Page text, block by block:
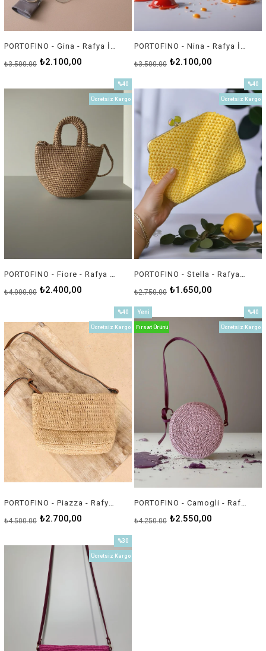
₺2.100,00
₺3.500,00 ₺2.100,00
₺3.500,00
PORTOFINO - Fiore - Rafya İp Çanta
₺2.400,00
₺4.000,00
%40
İndirim
Ücretsiz Kargo
PORTOFINO - Stella - Rafya İp Çanta
₺1.650,00
₺2.750,00
%40
İndirim
Ücretsiz Kargo
₺2.700,00
₺4.500,00
%40
İndirim
Ücretsiz Kargo
₺2.550,00
₺4.250,00
%40
İndirim
Ücretsiz Kargo
Yeni
Ürün
Fırsat Ürünü
%30
İndirim
Ücretsiz Kargo